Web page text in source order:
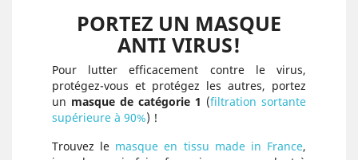
PORTEZ UN MASQUE
ANTI VIRUS!
Pour lutter efficacement contre le virus,
protégez-vous et protégez les autres, portez
un masque de catégorie 1 (filtration sortante
supérieure à 90%) !
Trouvez le masque en tissu made in France,